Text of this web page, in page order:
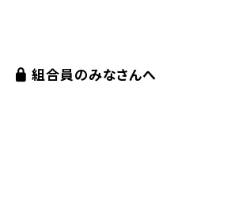
組合員のみなさんへ